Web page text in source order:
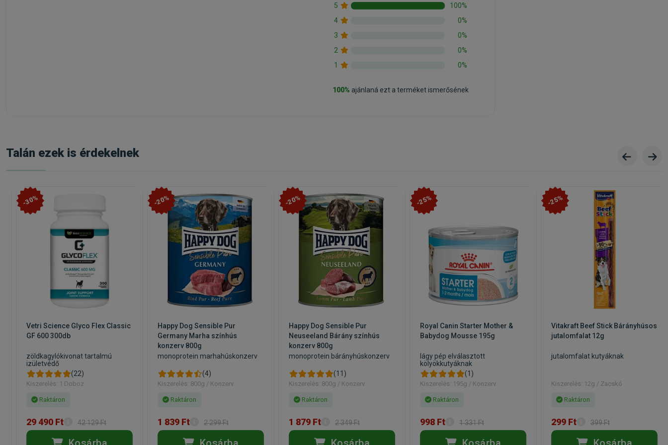
5
100%
4
0%
3
0%
2
0%
1
0%
100% ajánlaná ezt a terméket ismerősének
Talán ezek is érdekelnek
-30%
Vetri Science Glyco Flex Classic
GF 600 300db
zöldkagylókivonat tartalmú
izületvédő
(22)
Kiszerelés: 1 Doboz
Raktáron
29 490 Ft 42 129 Ft
-20%
Happy Dog Sensible Pur
Germany Marha színhús
konzerv 800g
monoprotein marhahúskonzerv
(4)
Kiszerelés: 800g / Konzerv
Raktáron
1 839 Ft 2 299 Ft
-20%
Happy Dog Sensible Pur
Neuseeland Bárány színhús
konzerv 800g
monoprotein bárányhúskonzerv
(11)
Kiszerelés: 800g / Konzerv
Raktáron
1 879 Ft 2 349 Ft
-25%
Royal Canin Starter Mother &
Babydog Mousse 195g
lágy pép elválasztott
kölyökkutyáknak
(1)
Kiszerelés: 195g / Konzerv
Raktáron
998 Ft 1 331 Ft
-25%
Vitakraft Beef Stick Bárányhúsos
jutalomfalat 12g
jutalomfalat kutyáknak
Kiszerelés: 12g / Zacskó
Raktáron
299 Ft 399 Ft